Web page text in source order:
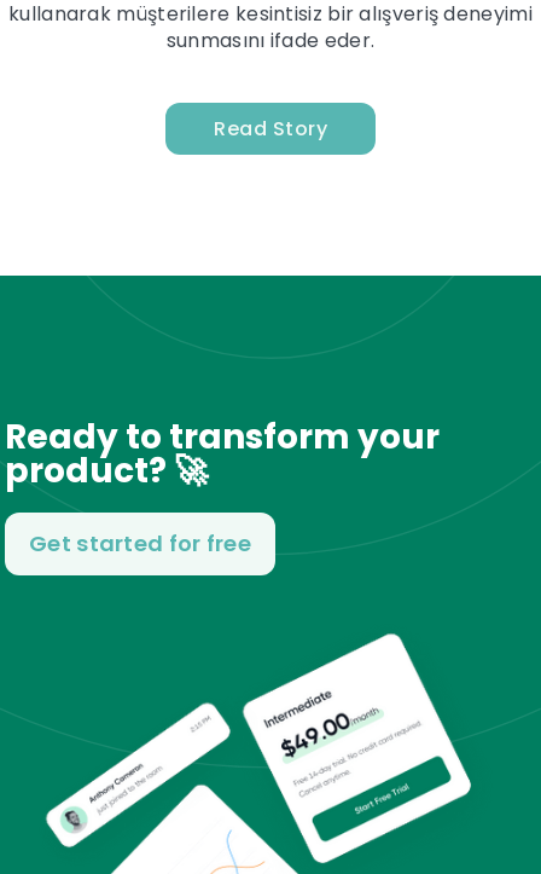
kullanarak müşterilere kesintisiz bir alışveriş deneyimi
sunmasını ifade eder.
Read Story
Ready to transform your
product? 🚀
Get started for free